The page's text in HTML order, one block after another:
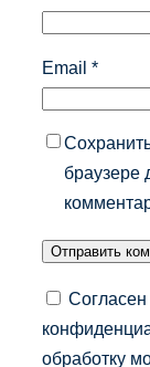
Email *
браузере
Согласен
обработку